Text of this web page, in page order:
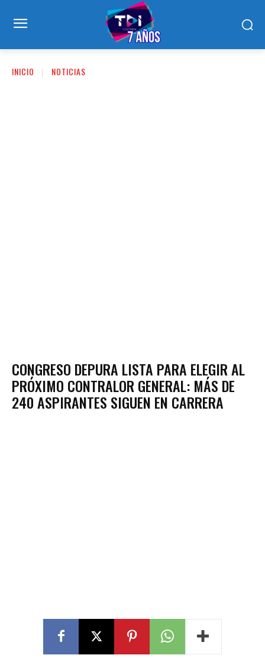
INICIO NOTICIAS
CONGRESO DEPURA LISTA PARA ELEGIR AL
PRÓXIMO CONTRALOR GENERAL: MÁS DE
240 ASPIRANTES SIGUEN EN CARRERA